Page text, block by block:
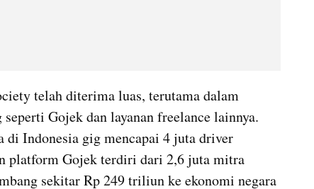
telah diterima luas, terutama dalam
Gojek dan layanan freelance lainnya.
Indonesia gig mencapai 4 juta driver
platform Gojek terdiri dari 2,6 juta mitra
sekitar Rp 249 triliun ke ekonomi negara